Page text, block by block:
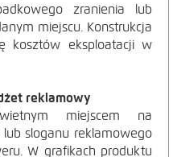
zranienia lub
miejscu. Konstrukcja
kosztów eksploatacji w
reklamowy
miejscem na
sloganu reklamowego
W grafikach produktu